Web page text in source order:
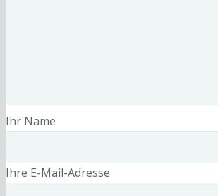
Ihr Name
Ihre E-Mail-Adresse